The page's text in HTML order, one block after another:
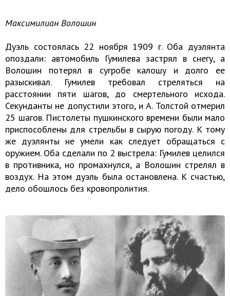
Максимилиан Волошин
Дуэль состоялась 22 ноября 1909 г. Оба дуэлянта
опоздали: автомобиль Гумилева застрял в снегу, а
Волошин потерял в сугробе калошу и долго ее
разыскивал. Гумилев требовал стреляться на
расстоянии пяти шагов, до смертельного исхода.
Секунданты не допустили этого, и А. Толстой отмерил
25 шагов. Пистолеты пушкинского времени были мало
приспособлены для стрельбы в сырую погоду. К тому
же дуэлянты не умели как следует обращаться с
оружием. Оба сделали по 2 выстрела: Гумилев целился
в противника, но промахнулся, а Волошин стрелял в
воздух. На этом дуэль была остановлена. К счастью,
дело обошлось без кровопролития.